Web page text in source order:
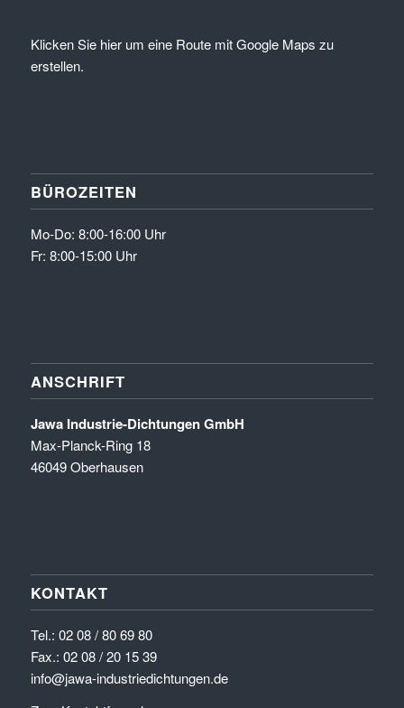
Klicken Sie hier um eine Route mit Google Maps zu
erstellen.
BÜROZEITEN
Mo-Do: 8:00-16:00 Uhr
Fr: 8:00-15:00 Uhr
ANSCHRIFT
Jawa Industrie-Dichtungen GmbH
Max-Planck-Ring 18
46049 Oberhausen
KONTAKT
Tel.: 02 08 / 80 69 80
Fax.: 02 08 / 20 15 39
info@jawa-industriedichtungen.de